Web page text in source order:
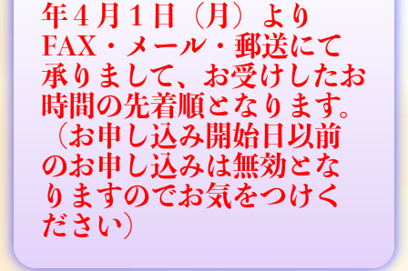
年４月１日（月）より
FAX・メール・郵送にて
承りまして、お受けしたお
時間の先着順となります。
（お申し込み開始日以前
のお申し込みは無効とな
りますのでお気をつけく
ださい）